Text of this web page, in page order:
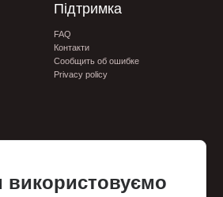
Підтримка
FAQ
Контакти
Сообщить об ошибке
Privacy policy
права захищені.
ігор. Сайт призначений виключно для
використовуємо